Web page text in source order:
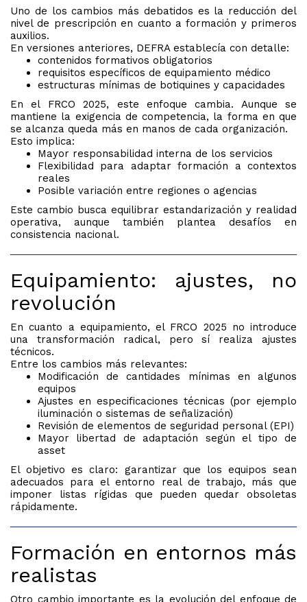
Uno de los cambios más debatidos es la reducción del
nivel de prescripción en cuanto a formación y primeros
auxilios.
En versiones anteriores, DEFRA establecía con detalle:
contenidos formativos obligatorios
requisitos específicos de equipamiento médico
estructuras mínimas de botiquines y capacidades
En el FRCO 2025, este enfoque cambia. Aunque se
mantiene la exigencia de competencia, la forma en que
se alcanza queda más en manos de cada organización.
Esto implica:
Mayor responsabilidad interna de los servicios
Flexibilidad para adaptar formación a contextos
reales
Posible variación entre regiones o agencias
Este cambio busca equilibrar estandarización y realidad
operativa, aunque también plantea desafíos en
consistencia nacional.
Equipamiento: ajustes, no
revolución
En cuanto a equipamiento, el FRCO 2025 no introduce
una transformación radical, pero sí realiza ajustes
técnicos.
Entre los cambios más relevantes:
Modificación de cantidades mínimas en algunos
equipos
Ajustes en especificaciones técnicas (por ejemplo
iluminación o sistemas de señalización)
Revisión de elementos de seguridad personal (EPI)
Mayor libertad de adaptación según el tipo de
asset
El objetivo es claro: garantizar que los equipos sean
adecuados para el entorno real de trabajo, más que
imponer listas rígidas que pueden quedar obsoletas
rápidamente.
Formación en entornos más
realistas
Otro cambio importante es la evolución del enfoque de